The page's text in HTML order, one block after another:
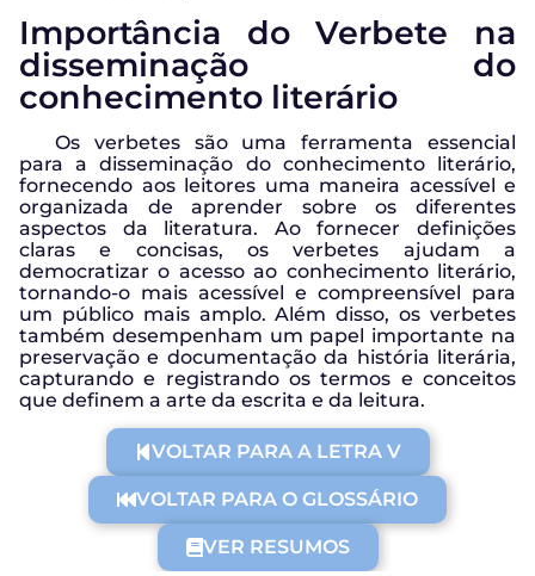
Importância do Verbete na
disseminação do
conhecimento literário
Os verbetes são uma ferramenta essencial
para a disseminação do conhecimento literário,
fornecendo aos leitores uma maneira acessível e
organizada de aprender sobre os diferentes
aspectos da literatura. Ao fornecer definições
claras e concisas, os verbetes ajudam a
democratizar o acesso ao conhecimento literário,
tornando-o mais acessível e compreensível para
um público mais amplo. Além disso, os verbetes
também desempenham um papel importante na
preservação e documentação da história literária,
capturando e registrando os termos e conceitos
que definem a arte da escrita e da leitura.
VOLTAR PARA A LETRA V
VOLTAR PARA O GLOSSÁRIO
VER RESUMOS